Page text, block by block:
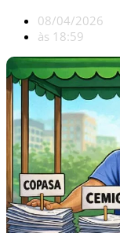
08/04/2026
às 18:59